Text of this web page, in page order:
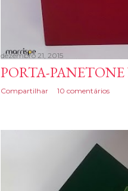
dezembro 21, 2015
PORTA-PANETONE
Compartilhar 10 comentários